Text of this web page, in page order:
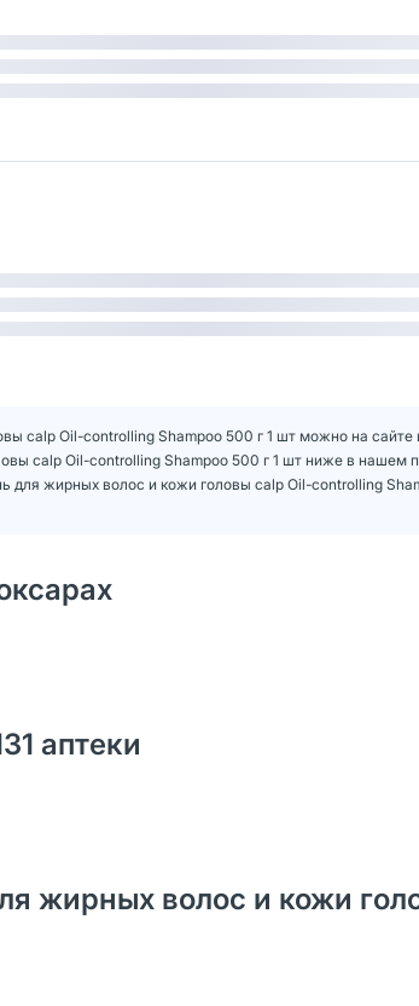
calp Oil-controlling Shampoo 500 г 1 шт можно на сайте
calp Oil-controlling Shampoo 500 г 1 шт ниже в нашем
для жирных волос и кожи головы calp Oil-controlling
аптеки
жирных волос и кожи